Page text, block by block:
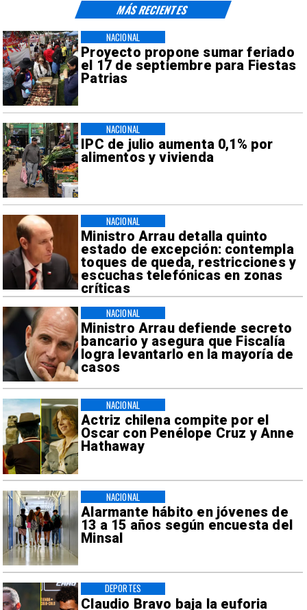
Proyecto propone sumar feriado
el 17 de septiembre para Fiestas
Patrias
NACIONAL
IPC de julio aumenta 0,1% por
alimentos y vivienda
NACIONAL
Ministro Arrau detalla quinto
estado de excepción: contempla
toques de queda, restricciones y
escuchas telefónicas en zonas
críticas
NACIONAL
Ministro Arrau defiende secreto
bancario y asegura que Fiscalía
logra levantarlo en la mayoría de
casos
NACIONAL
Actriz chilena compite por el
Oscar con Penélope Cruz y Anne
Hathaway
NACIONAL
Alarmante hábito en jóvenes de
13 a 15 años según encuesta del
Minsal
NACIONAL
Claudio Bravo baja la euforia
DEPORTES
MÁS RECIENTES